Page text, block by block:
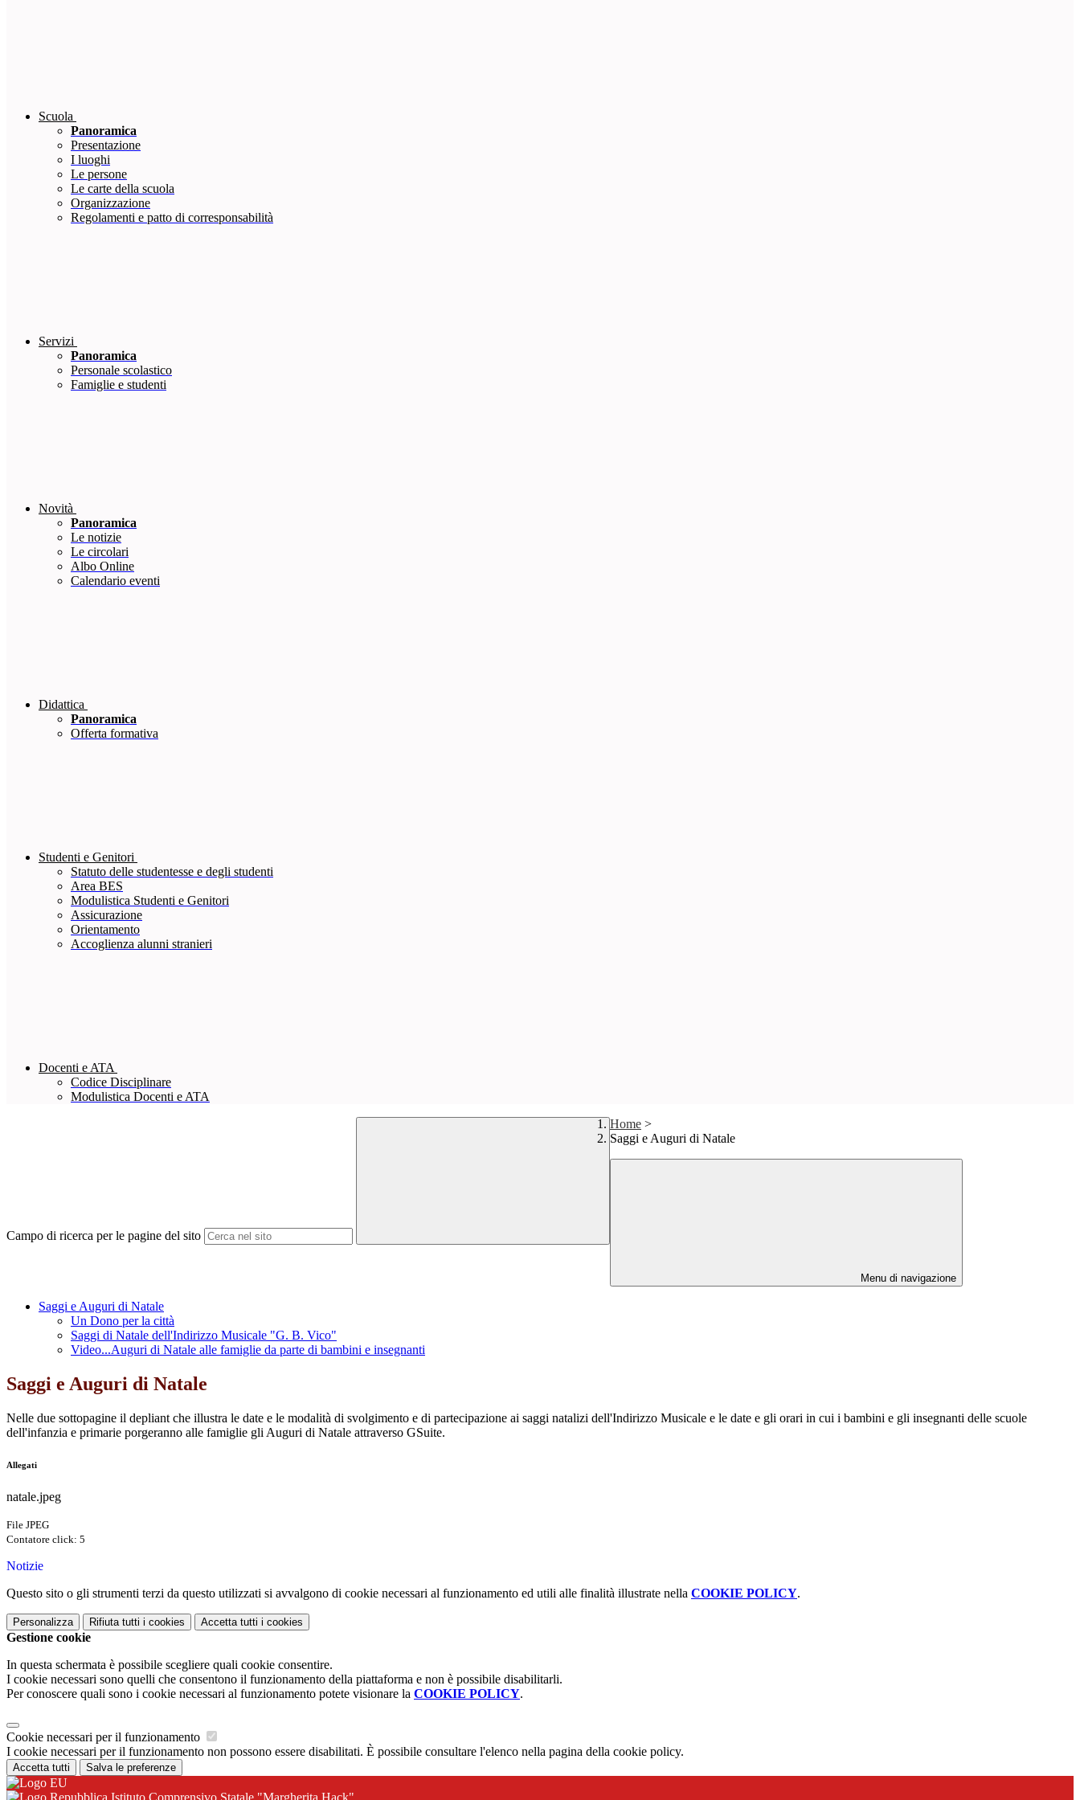
Scuola
Panoramica
Presentazione
I luoghi
Le persone
Le carte della scuola
Organizzazione
Regolamenti e patto di corresponsabilità
Servizi
Panoramica
Personale scolastico
Famiglie e studenti
Novità
Panoramica
Le notizie
Le circolari
Albo Online
Calendario eventi
Didattica
Panoramica
Offerta formativa
Studenti e Genitori
Statuto delle studentesse e degli studenti
Area BES
Modulistica Studenti e Genitori
Assicurazione
Orientamento
Accoglienza alunni stranieri
Docenti e ATA
Codice Disciplinare
Modulistica Docenti e ATA
Campo di ricerca per le pagine del sito
Home >
Saggi e Auguri di Natale
Menu di navigazione
Saggi e Auguri di Natale
Un Dono per la città
Saggi di Natale dell'Indirizzo Musicale "G. B. Vico"
Video...Auguri di Natale alle famiglie da parte di bambini e insegnanti
Saggi e Auguri di Natale
Nelle due sottopagine il depliant che illustra le date e le modalità di svolgimento e di partecipazione ai saggi natalizi dell'Indirizzo Musicale e le date e gli orari in cui i bambini e gli insegnanti delle scuole
dell'infanzia e primarie porgeranno alle famiglie gli Auguri di Natale attraverso GSuite.
Allegati
natale.jpeg
File JPEG
Contatore click: 5
Notizie
Questo sito o gli strumenti terzi da questo utilizzati si avvalgono di cookie necessari al funzionamento ed utili alle finalità illustrate nella COOKIE POLICY.
Personalizza Rifiuta tutti i cookies Accetta tutti i cookies
Gestione cookie
In questa schermata è possibile scegliere quali cookie consentire.
I cookie necessari sono quelli che consentono il funzionamento della piattaforma e non è possibile disabilitarli.
Per conoscere quali sono i cookie necessari al funzionamento potete visionare la COOKIE POLICY.
Cookie necessari per il funzionamento
I cookie necessari per il funzionamento non possono essere disabilitati. È possibile consultare l'elenco nella pagina della cookie policy.
Accetta tutti Salva le preferenze
Istituto Comprensivo Statale "Margherita Hack"